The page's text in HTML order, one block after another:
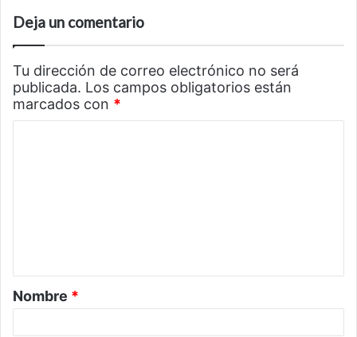
Deja un comentario
Tu dirección de correo electrónico no será
publicada. Los campos obligatorios están
marcados con *
a
r
Nombre *